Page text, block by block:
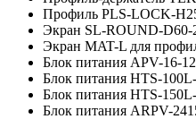
Профиль PLS-LOCK-
Экран SL-ROUND-D60-
Экран MAT-L для
Блок питания APV-16-
Блок питания HTS-
Блок питания HTS-
Блок питания ARPV-